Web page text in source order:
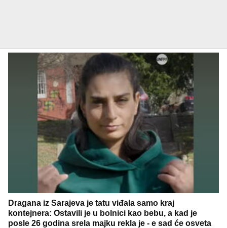
Dragana iz Sarajeva je tatu viđala samo kraj
kontejnera: Ostavili je u bolnici kao bebu, a kad je
posle 26 godina srela majku rekla je - e sad će osveta